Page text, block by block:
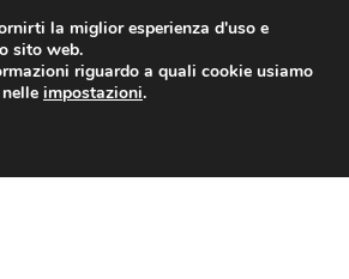
da 7 EUR
- 16:00/800 580 290
la miglior esperienza d'uso e
sito web.
riguardo a quali cookie usiamo
impostazioni.